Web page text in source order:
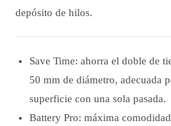
depósito de hilos.
Save Time: ahorra el doble de
50 mm de diámetro, adecuada
superficie con una sola pasada.
Battery Pro: máxima